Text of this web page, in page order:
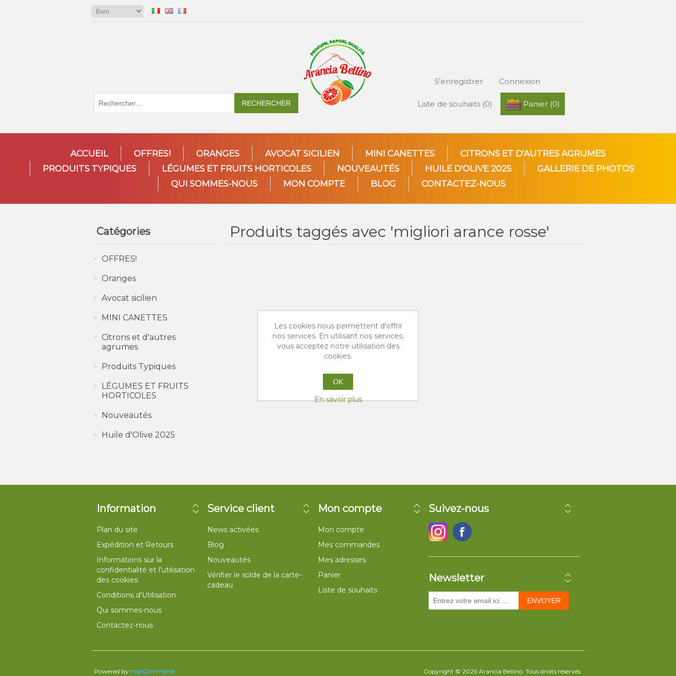
RECHERCHER
S'enregistrer Connexion
Liste de souhaits (0) Panier (0)
ACCUEIL OFFRES! ORANGES AVOCAT SICILIEN MINI CANETTES
CITRONS ET D'AUTRES AGRUMES
PRODUITS TYPIQUES
LÉGUMES ET FRUITS HORTICOLES NOUVEAUTÉS HUILE D'OLIVE 2025
GALLERIE DE PHOTOS
QUI SOMMES-NOUS
MON COMPTE BLOG CONTACTEZ-NOUS
Catégories
OFFRES!
Oranges
Avocat sicilien
MINI CANETTES
Citrons et d'autres
agrumes
Produits Typiques
LÉGUMES ET FRUITS
HORTICOLES
Nouveautés
Huile d'Olive 2025
Produits taggés avec 'migliori arance rosse'
Information
Plan du site
Expédition et Retours
Informations sur la
confidentialité et l'utilisation
des cookies
Conditions d'Utilisation
Qui sommes-nous
Contactez-nous
Service client
News activées
Blog
Nouveautés
Vérifier le solde de la carte-
cadeau
Mon compte
Mon compte
Mes commandes
Mes adresses
Panier
Liste de souhaits
Suivez-nous
Newsletter
ENVOYER
Copyright © 2026 Arancia Bellino. Tous droits réservés.
Powered by nopCommerce
Les cookies nous permettent d'offrir
nos services. En utilisant nos services,
vous acceptez notre utilisation des
cookies.
OK
En savoir plus